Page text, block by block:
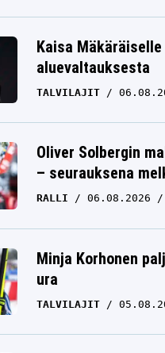
Kaisa
aluevaltauksesta
TALVILAJIT
Oliver Solbergin
– seurauksena
RALLI 06.08.2026
Minja Korhonen
ura
TALVILAJIT